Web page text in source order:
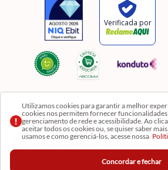
Utilizamos cookies para garantir a melhor
cookies nos permitem fornecer
gerenciamento de rede e acessibilidade. Ao
aceitar todos os cookies ou, se quiser saber
usamos e como gerenciá-los, acesse nossa
Concordar e fechar
Razão Social: Comercial Luzia Meire de Gêneros
08.991.182/0001-11
Os preços, produtos e quantidades da Loja Virtual não se